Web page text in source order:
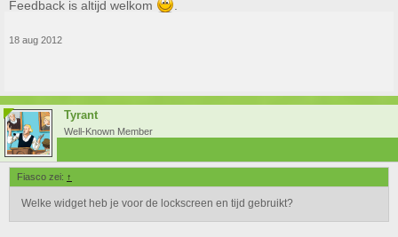
Feedback is altijd welkom
18 aug 2012
Tyrant
Well-Known Member
Fiasco zei: ↑
Welke widget heb je voor de lockscreen en tijd gebruikt?